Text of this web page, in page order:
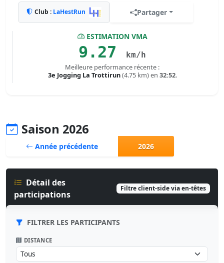
Club : LaHestRun Partager
ESTIMATION VMA
9.27 km/h
Meilleure performance récente :
3e Jogging La Trottirun(4.75 km) en 32:52.
Saison 2026
Année précédente 2026
Détail des
participations
Filtre client-side via en-têtes
FILTRER LES PARTICIPANTS
DISTANCE